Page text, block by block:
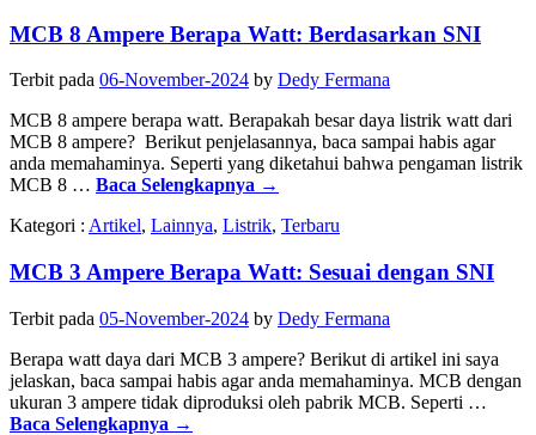
MCB 8 Ampere Berapa Watt: Berdasarkan SNI
Terbit pada 06-November-2024 by Dedy Fermana
MCB 8 ampere berapa watt. Berapakah besar daya listrik watt dari
MCB 8 ampere? Berikut penjelasannya, baca sampai habis agar
anda memahaminya. Seperti yang diketahui bahwa pengaman listrik
MCB 8 … Baca Selengkapnya →
Kategori : Artikel, Lainnya, Listrik, Terbaru
MCB 3 Ampere Berapa Watt: Sesuai dengan SNI
Terbit pada 05-November-2024 by Dedy Fermana
Berapa watt daya dari MCB 3 ampere? Berikut di artikel ini saya
jelaskan, baca sampai habis agar anda memahaminya. MCB dengan
ukuran 3 ampere tidak diproduksi oleh pabrik MCB. Seperti …
Baca Selengkapnya →